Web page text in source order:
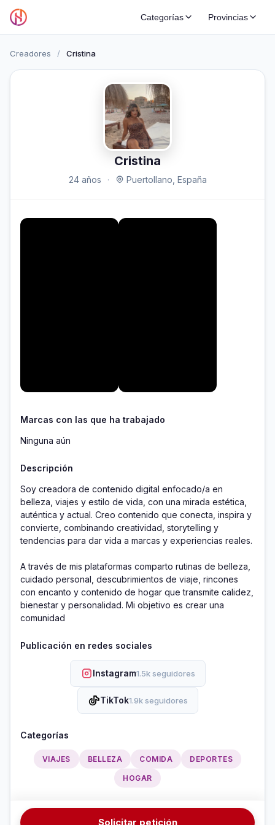
Categorías Provincias
Creadores / Cristina
Cristina
24 años · Puertollano, España
Marcas con las que ha trabajado
Ninguna aún
Descripción
Soy creadora de contenido digital enfocado/a en
belleza, viajes y estilo de vida, con una mirada estética,
auténtica y actual. Creo contenido que conecta, inspira y
convierte, combinando creatividad, storytelling y
tendencias para dar vida a marcas y experiencias reales.
A través de mis plataformas comparto rutinas de belleza,
cuidado personal, descubrimientos de viaje, rincones
con encanto y contenido de hogar que transmite calidez,
bienestar y personalidad. Mi objetivo es crear una
comunidad
Publicación en redes sociales
Instagram1.5k seguidores
TikTok1.9k seguidores
Categorías
VIAJES BELLEZA COMIDA DEPORTES
HOGAR
Solicitar petición